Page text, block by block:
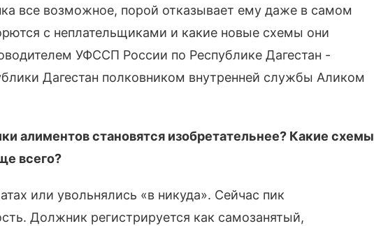
все возможное, порой отказывает ему даже в самом
с неплательщиками и какие новые схемы они
УФССП России по Республике Дагестан -
Дагестан полковником внутренней службы Аликом
алиментов становятся изобретательнее? Какие схемы
всего?
или увольнялись «в никуда». Сейчас пик
Должник регистрируется как самозанятый,